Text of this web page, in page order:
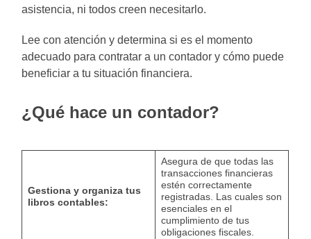
asistencia, ni todos creen necesitarlo.
Lee con atención y determina si es el momento
adecuado para contratar a un contador y cómo puede
beneficiar a tu situación financiera.
¿Qué hace un contador?
Gestiona y organiza tus
libros contables:
Asegura de que todas las
transacciones financieras
estén correctamente
registradas. Las cuales son
esenciales en el
cumplimiento de tus
obligaciones fiscales.